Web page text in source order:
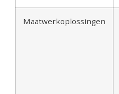
Maatwerkoplossingen